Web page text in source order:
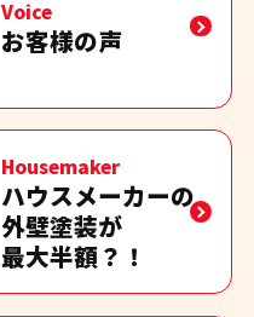
Voice
お客様の声
Housemaker
ハウスメーカーの
外壁塗装が
最大半額？！